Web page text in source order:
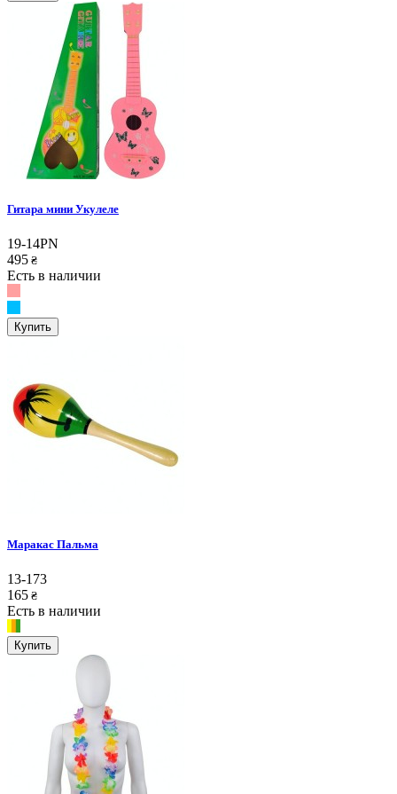
Гитара мини Укулеле
19-14PN
495 ₴
Есть в наличии
Купить
Маракас Пальма
13-173
165 ₴
Есть в наличии
Купить